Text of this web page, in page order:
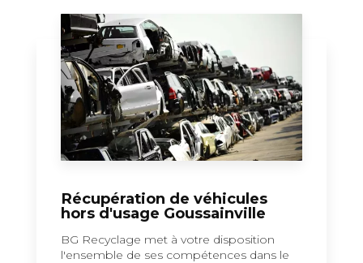
Récupération de véhicules
hors d'usage Goussainville
BG Recyclage met à votre disposition
l'ensemble de ses compétences dans le